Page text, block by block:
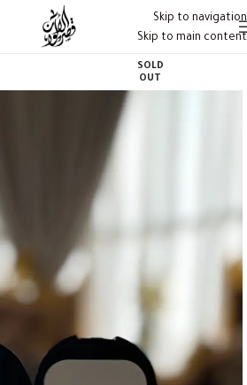
Skip to navigation
Skip to main content
SOLD
OUT